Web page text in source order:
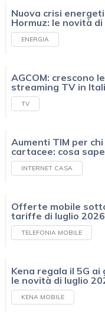
Nuova crisi
Hormuz: le novità
ENERGIA
AGCOM: crescono
streaming TV in
TV
Aumenti TIM per
cartacee: cosa
INTERNET CASA
Offerte mobile
tariffe di luglio 2026
TELEFONIA MOBILE
Kena regala il 5G
le novità di luglio
KENA MOBILE